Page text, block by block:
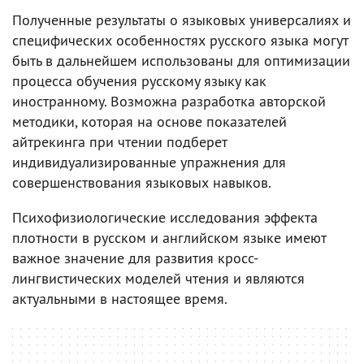
Полученные результаты о языковых универсалиях и
специфических особенностях русского языка могут
быть в дальнейшем использованы для оптимизации
процесса обучения русскому языку как
иностранному. Возможна разработка авторской
методики, которая на основе показателей
айтрекинга при чтении подберет
индивидуализированные упражнения для
совершенствования языковых навыков.
Психофизиологические исследования эффекта
плотности в русском и английском языке имеют
важное значение для развития кросс-
лингвистических моделей чтения и являются
актуальными в настоящее время.